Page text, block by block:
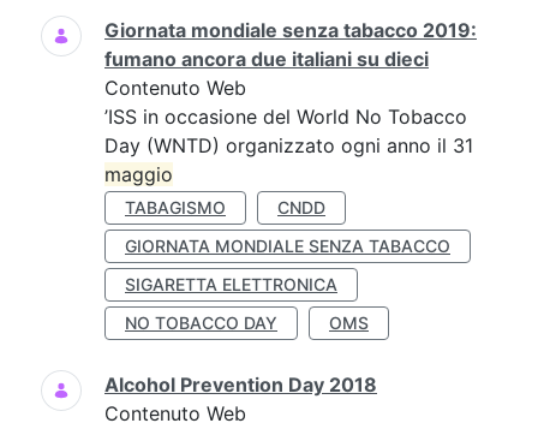
Giornata mondiale senza tabacco 2019:
fumano ancora due italiani su dieci
Contenuto Web
’ISS in occasione del World No Tobacco
Day (WNTD) organizzato ogni anno il 31
maggio
TABAGISMO
CNDD
GIORNATA MONDIALE SENZA TABACCO
SIGARETTA ELETTRONICA
NO TOBACCO DAY
OMS
Alcohol Prevention Day 2018
Contenuto Web